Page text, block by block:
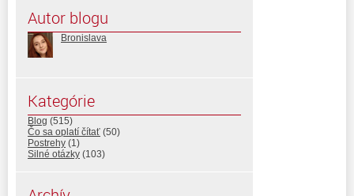
Autor blogu
Bronislava
Kategórie
Blog (515)
Čo sa oplatí čítať (50)
Postrehy (1)
Silné otázky (103)